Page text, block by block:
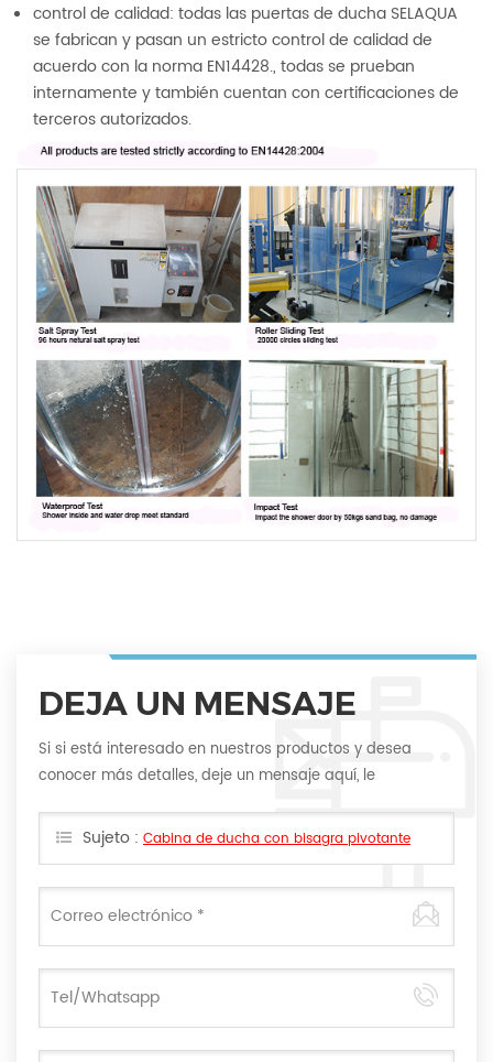
control de calidad: todas las puertas de ducha SELAQUA
se fabrican y pasan un estricto control de calidad de
acuerdo con la norma EN14428., todas se prueban
internamente y también cuentan con certificaciones de
terceros autorizados.
DEJA UN MENSAJE
Si si está interesado en nuestros productos y desea
conocer más detalles, deje un mensaje aquí, le
Sujeto : Cabina de ducha con bisagra pivotante